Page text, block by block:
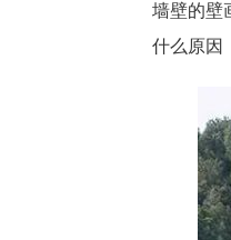
墙壁的壁
什么原因